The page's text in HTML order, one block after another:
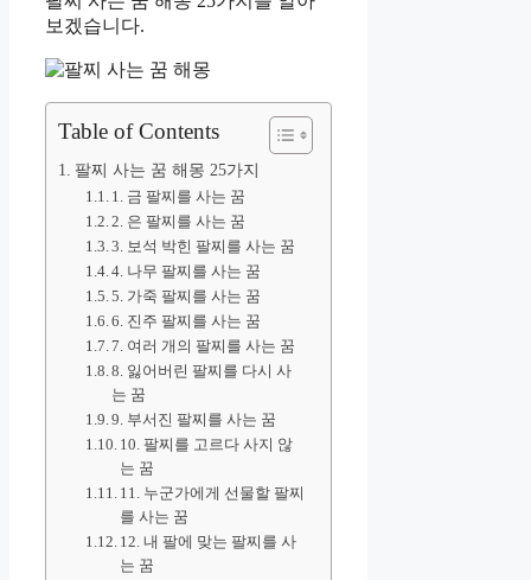
보겠습니다.
Table of Contents
팔찌 사는 꿈 해몽 25가지
1. 금 팔찌를 사는 꿈
2. 은 팔찌를 사는 꿈
3. 보석 박힌 팔찌를 사는 꿈
4. 나무 팔찌를 사는 꿈
5. 가죽 팔찌를 사는 꿈
6. 진주 팔찌를 사는 꿈
7. 여러 개의 팔찌를 사는 꿈
8. 잃어버린 팔찌를 다시 사
는 꿈
9. 부서진 팔찌를 사는 꿈
10. 팔찌를 고르다 사지 않
는 꿈
11. 누군가에게 선물할 팔찌
를 사는 꿈
12. 내 팔에 맞는 팔찌를 사
는 꿈